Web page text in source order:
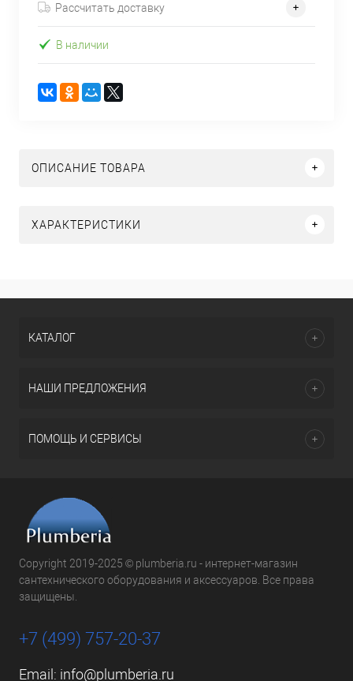
Рассчитать доставку
В наличии
ОПИСАНИЕ ТОВАРА
ХАРАКТЕРИСТИКИ
КАТАЛОГ
НАШИ ПРЕДЛОЖЕНИЯ
ПОМОЩЬ И СЕРВИСЫ
Copyright 2019-2025 © plumberia.ru - интернет-магазин
сантехнического оборудования и аксессуаров. Все права
защищены.
+7 (499) 757-20-37
Email: info@plumberia.ru